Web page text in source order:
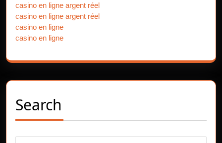
casino en ligne argent réel
casino en ligne argent réel
casino en ligne
casino en ligne
Search